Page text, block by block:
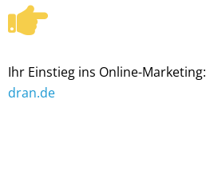
Ihr Einstieg ins Online-Marketing:
dran.de